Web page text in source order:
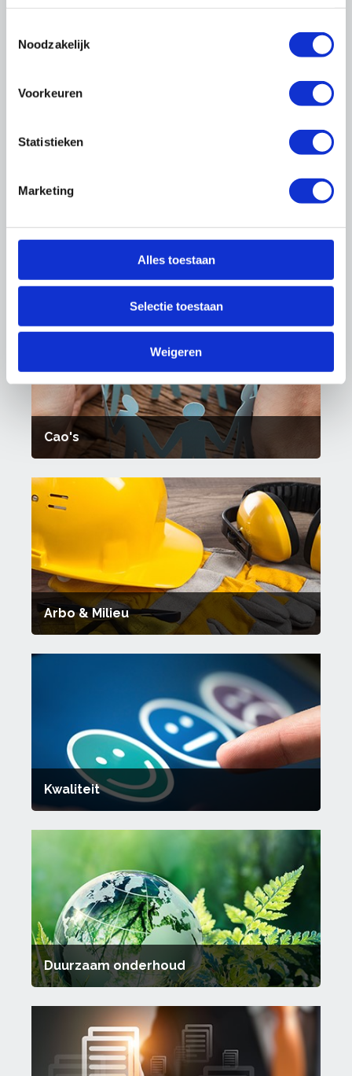
Noodzakelijk
Voorkeuren
Statistieken
Marketing
Alles toestaan
Selectie toestaan
Weigeren
Nieuws
Nieuw: Toolbox 'Tijdelijke
Hangbruginstallaties'
Meer nieuws
Thema's
Cao's
Arbo & Milieu
Kwaliteit
Duurzaam onderhoud